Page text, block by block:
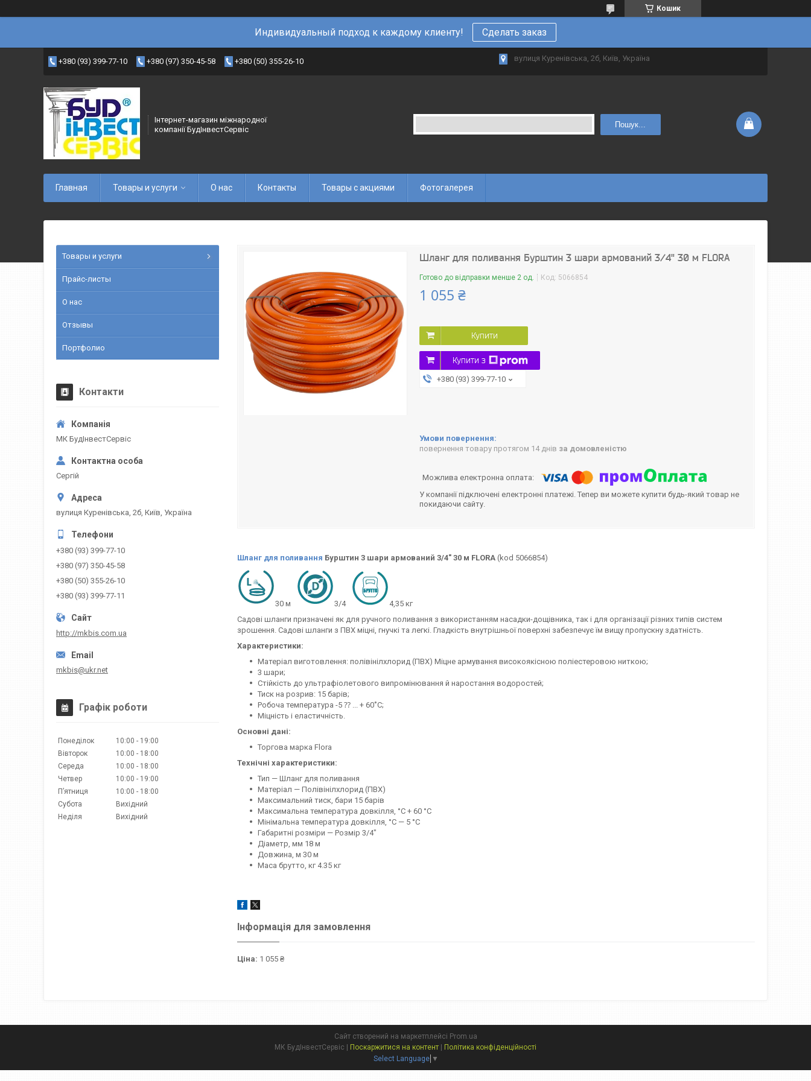
Кошик
Индивидуальный подход к каждому клиенту! Сделать заказ
+380 (93) 399-77-10 +380 (97) 350-45-58 +380 (50) 355-26-10 вулиця Куренівська, 2б, Київ, Україна
Інтернет-магазин міжнародної
компанії БудІнвестСервіс
Пошук...
Главная Товары и услуги О нас Контакты Товары с акциями Фотогалерея
Шланг для поливання Бурштин 3 шари армований 3/4" 30 м FLORA
Готово до відправки менше 2 од. Код: 5066854
1 055 ₴
Купити
Купити з
+380 (93) 399-77-10
повернення товару протягом 14 днів за домовленістю
У компанії підключені електронні платежі. Тепер ви можете купити будь-який товар не
покидаючи сайту.
Шланг для поливання Бурштин 3 шари армований 3/4" 30 м FLORA (kod 5066854)
30 м 3/4
4,35 кг
Садові шланги призначені як для ручного поливання з використанням насадки-дощівника, так і для організації різних типів систем
зрошення. Садові шланги з ПВХ міцні, гнучкі та легкі. Гладкість внутрішньої поверхні забезпечує їм вищу пропускну здатність.
Характеристики:
Матеріал виготовлення: полівінілхлорид (ПВХ) Міцне армування високоякісною поліестеровою ниткою;
3 шари;
Стійкість до ультрафіолетового випромінювання й наростання водоростей;
Тиск на розрив: 15 барів;
Робоча температура -5 ⁇ ... + 60˚С;
Міцність і еластичність.
Основні дані:
Торгова марка Flora
Технічні характеристики:
Тип — Шланг для поливання
Матеріал — Полівінілхлорид (ПВХ)
Максимальний тиск, бари 15 барів
Максимальна температура довкілля, °C + 60 °C
Мінімальна температура довкілля, °C — 5 °C
Габаритні розміри — Розмір 3/4"
Діаметр, мм 18 м
Довжина, м 30 м
Маса брутто, кг 4.35 кг
Інформація для замовлення
Ціна: 1 055 ₴
Товары и услуги
Прайс-листы
О нас
Отзывы
Портфолио
Контакти
МК БудІнвестСервіс
Сергій
вулиця Куренівська, 2б, Київ, Україна
+380 (93) 399-77-10
+380 (97) 350-45-58
+380 (50) 355-26-10
+380 (93) 399-77-11
http://mkbis.com.ua
mkbis@ukr.net
Графік роботи
Понеділок 10:00
19:00
Вівторок
10:00
18:00
Середа
10:00
18:00
Четвер
10:00
19:00
Пʼятниця
10:00
18:00
Субота
Вихідний
Неділя
Вихідний
Сайт створений на маркетплейсі Prom.ua
Поскаржитися на контент
Політика конфіденційності
Select Language ▼